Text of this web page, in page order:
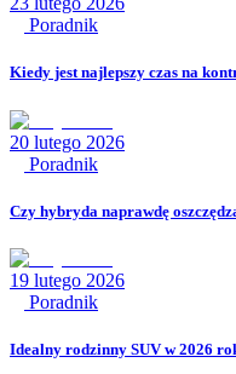
Poradnik
Kiedy jest najlepszy czas na
20 lutego 2026
Poradnik
Czy hybryda naprawdę
19 lutego 2026
Poradnik
Idealny rodzinny SUV w 2026